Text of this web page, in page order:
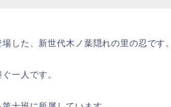
した、新世代木ノ葉隠れの里の忍です。
一人です。